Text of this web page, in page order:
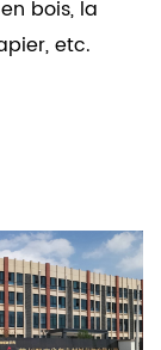
bois, la
etc.